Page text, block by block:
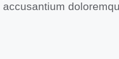
accusantium